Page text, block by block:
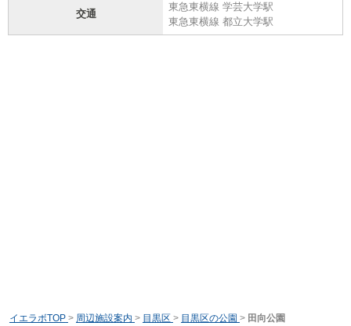
交通
東急東横線 学芸大学駅
東急東横線 都立大学駅
イエラボTOP > 周辺施設案内 > 目黒区 > 目黒区の公園 > 田向公園